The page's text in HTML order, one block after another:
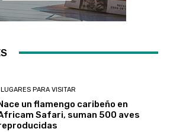
LUGARES PARA VISITAR
un flamengo caribeño en
Safari, suman 500 aves